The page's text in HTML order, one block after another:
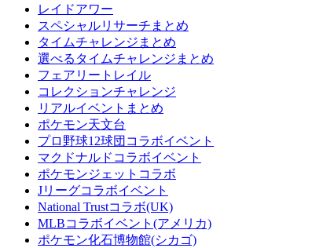
レイドアワー
スペシャルリサーチまとめ
タイムチャレンジまとめ
選べるタイムチャレンジまとめ
フェアリートレイル
コレクションチャレンジ
リアルイベントまとめ
ポケモン天文台
プロ野球12球団コラボイベント
マクドナルドコラボイベント
ポケモンジェットコラボ
Jリーグコラボイベント
National Trustコラボ(UK)
MLBコラボイベント(アメリカ)
ポケモン化石博物館(シカゴ)